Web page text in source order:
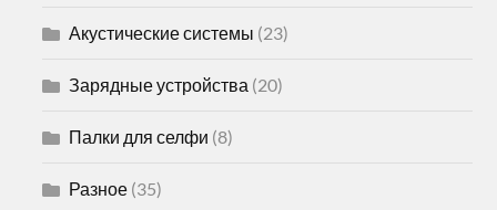
Акустические системы (23)
Зарядные устройства (20)
Палки для селфи (8)
Разное (35)